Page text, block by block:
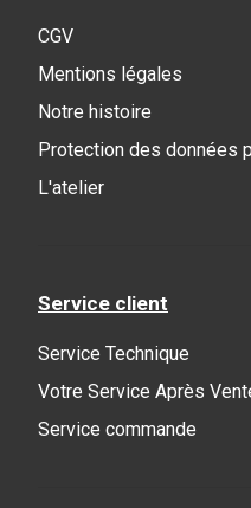
CGV
Mentions légales
Notre histoire
Protection des données
L'atelier
Service client
Service Technique
Votre Service Après
Service commande